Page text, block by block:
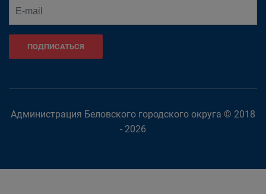
ПОДПИСАТЬСЯ
Администрация Беловского городского округа © 2018
- 2026